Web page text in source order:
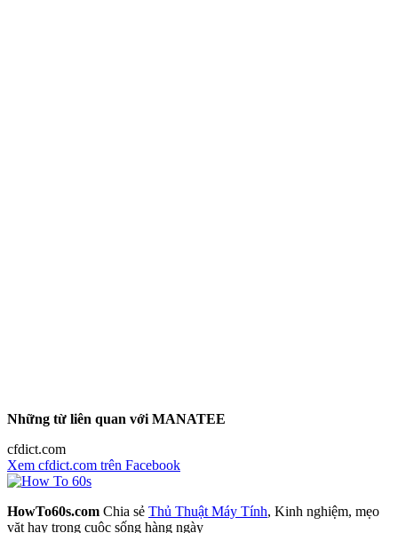
Những từ liên quan với MANATEE
cfdict.com
Xem cfdict.com trên Facebook
HowTo60s.com Chia sẻ Thủ Thuật Máy Tính, Kinh nghiệm, mẹo
vặt hay trong cuộc sống hàng ngày